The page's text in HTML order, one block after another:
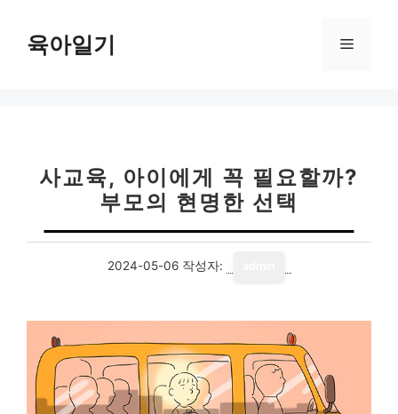
육아일기 메
사교육, 아이에게 꼭 필요할까?
부모의 현명한 선택
2024-05-06 작성자: